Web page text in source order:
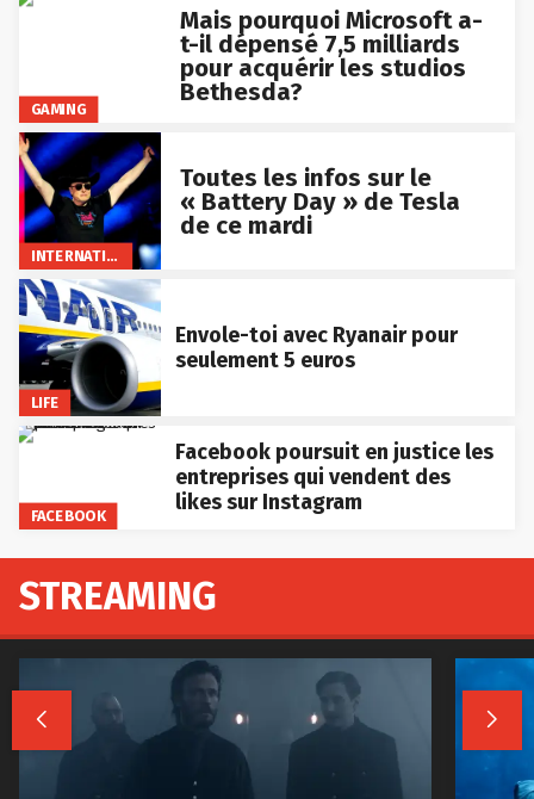
GAMING
Mais pourquoi Microsoft a-
t-il dépensé 7,5 milliards
pour acquérir les studios
Bethesda?
INTERNATIONAL
Toutes les infos sur le
« Battery Day » de Tesla
de ce mardi
LIFE
Envole-toi avec Ryanair pour
seulement 5 euros
FACEBOOK
Facebook poursuit en justice les
entreprises qui vendent des
likes sur Instagram
STREAMING
 